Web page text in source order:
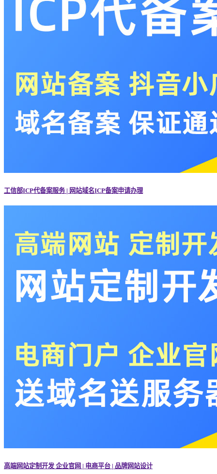
工信部ICP代备案服务 | 网站域名ICP备案申请办理
高端网站定制开发 企业官网 | 电商平台 | 品牌网站设计